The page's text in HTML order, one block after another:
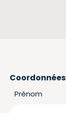
Coordonnées
Prénom